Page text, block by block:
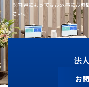
※内容によってはお返事にお時
さい。
法
お